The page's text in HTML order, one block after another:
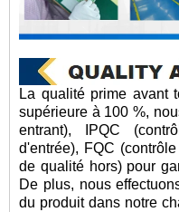
La qualité prime avant
supérieure à 100 %,
entrant), IPQC
d'entrée), FQC
de qualité hors) pour
De plus, nous
du produit dans notre